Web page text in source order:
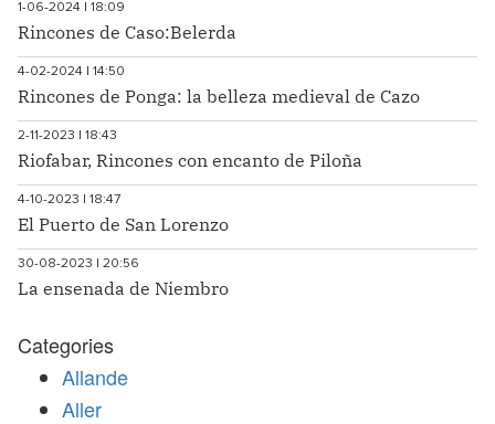
1-06-2024 | 18:09
Rincones de Caso:Belerda
4-02-2024 | 14:50
Rincones de Ponga: la belleza medieval de Cazo
2-11-2023 | 18:43
Riofabar, Rincones con encanto de Piloña
4-10-2023 | 18:47
El Puerto de San Lorenzo
30-08-2023 | 20:56
La ensenada de Niembro
Categories
Allande
Aller